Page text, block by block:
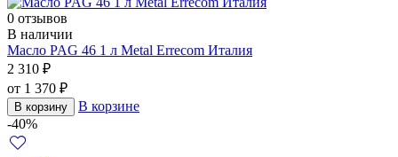
0 отзывов
В наличии
Масло PAG 46 1 л Metal Errecom Италия
2 310 ₽
от 1 370 ₽
В корзину
В корзине
-40%